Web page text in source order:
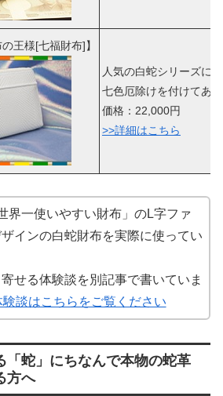
王様[七福財布]】
人気の白蛇シリーズに
七色厄除けを付けてあ
価格：22,000円
>>詳細はこちら
界一使いやすい財布」のL字ファ
インの白蛇財布を実際に使ってい
せる体験談を別記事で書いていま
験談はこちらをご覧ください
「蛇」にちなんで本物の蛇革
方へ